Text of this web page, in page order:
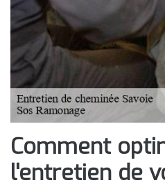
Comment
l'entretien de